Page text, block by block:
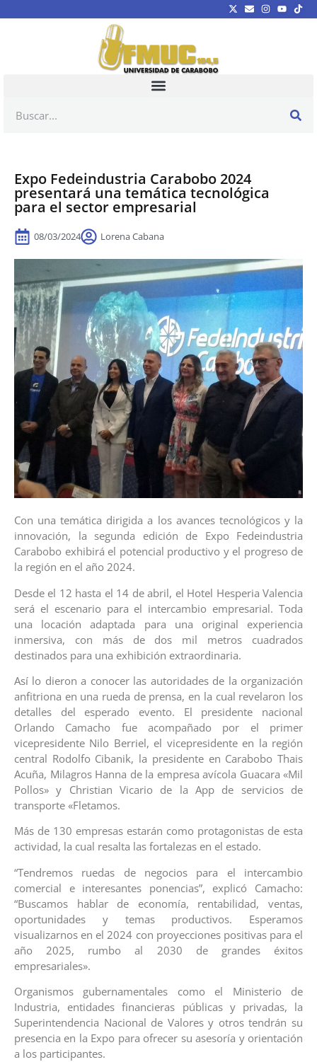
Expo Fedeindustria Carabobo 2024
presentará una temática tecnológica
para el sector empresarial
08/03/2024 Lorena Cabana
Con una temática dirigida a los avances tecnológicos y la
innovación, la segunda edición de Expo Fedeindustria
Carabobo exhibirá el potencial productivo y el progreso de
la región en el año 2024.
Desde el 12 hasta el 14 de abril, el Hotel Hesperia Valencia
será el escenario para el intercambio empresarial. Toda
una locación adaptada para una original experiencia
inmersiva, con más de dos mil metros cuadrados
destinados para una exhibición extraordinaria.
Así lo dieron a conocer las autoridades de la organización
anfitriona en una rueda de prensa, en la cual revelaron los
detalles del esperado evento. El presidente nacional
Orlando Camacho fue acompañado por el primer
vicepresidente Nilo Berriel, el vicepresidente en la región
central Rodolfo Cibanik, la presidente en Carabobo Thais
Acuña, Milagros Hanna de la empresa avícola Guacara «Mil
Pollos» y Christian Vicario de la App de servicios de
transporte «Fletamos.
Más de 130 empresas estarán como protagonistas de esta
actividad, la cual resalta las fortalezas en el estado.
“Tendremos ruedas de negocios para el intercambio
comercial e interesantes ponencias”, explicó Camacho:
“Buscamos hablar de economía, rentabilidad, ventas,
oportunidades y temas productivos. Esperamos
visualizarnos en el 2024 con proyecciones positivas para el
año 2025, rumbo al 2030 de grandes éxitos
empresariales».
Organismos gubernamentales como el Ministerio de
Industria, entidades financieras públicas y privadas, la
Superintendencia Nacional de Valores y otros tendrán su
presencia en la Expo para ofrecer su asesoría y orientación
a los participantes.